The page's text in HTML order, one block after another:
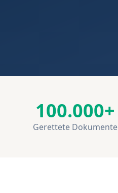
100.000+
Gerettete Dokumente